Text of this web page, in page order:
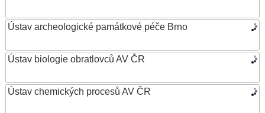
Ústav archeologické památkové péče Brno
Ústav biologie obratlovců AV ČR
Ústav chemických procesů AV ČR